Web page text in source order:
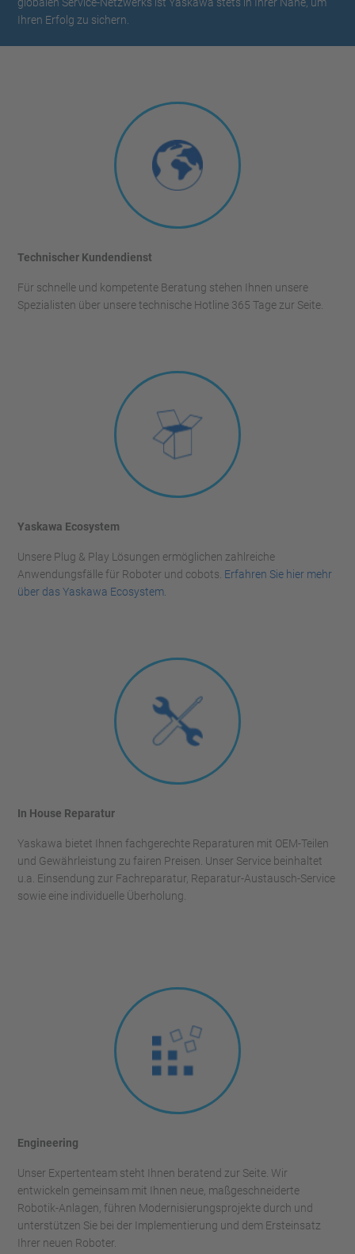
Ihren Erfolg zu sichern.
Technischer Kundendienst
Für schnelle und kompetente Beratung stehen Ihnen unsere
Spezialisten über unsere technische Hotline 365 Tage zur Seite.
Yaskawa Ecosystem
Unsere Plug & Play Lösungen ermöglichen zahlreiche
Anwendungsfälle für Roboter und cobots. Erfahren Sie hier mehr
über das Yaskawa Ecosystem.
In House Reparatur
Yaskawa bietet Ihnen fachgerechte Reparaturen mit OEM-Teilen
und Gewährleistung zu fairen Preisen. Unser Service beinhaltet
u.a. Einsendung zur Fachreparatur, Reparatur-Austausch-Service
sowie eine individuelle Überholung.
Engineering
Unser Expertenteam steht Ihnen beratend zur Seite. Wir
entwickeln gemeinsam mit Ihnen neue, maßgeschneiderte
Robotik-Anlagen, führen Modernisierungsprojekte durch und
unterstützen Sie bei der Implementierung und dem Ersteinsatz
Ihrer neuen Roboter.